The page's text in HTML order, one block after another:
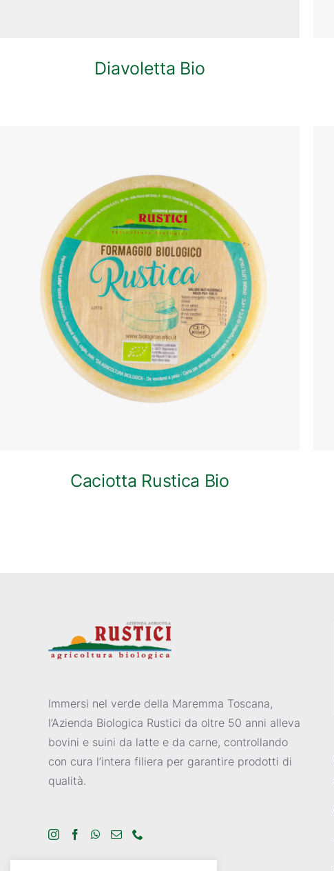
Diavoletta Bio
ANTEPRIMA RAPIDA
Caciotta Rustica Bio
Immersi nel verde della Maremma Toscana,
l’Azienda Biologica Rustici da oltre 50 anni alleva
bovini e suini da latte e da carne, controllando
con cura l’intera filiera per garantire prodotti di
qualità.